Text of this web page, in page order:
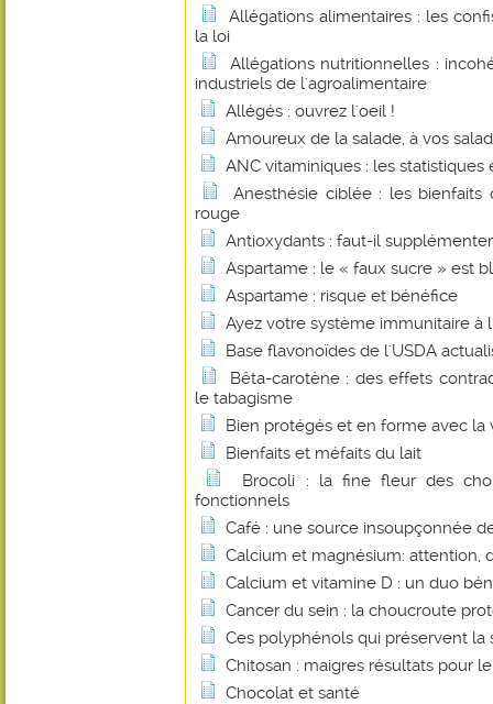
Allégations alimentaires : les
la loi
Allégations nutritionnelles :
industriels de l'agroalimentaire
Allégés : ouvrez l'oeil !
Amoureux de la salade, à vos
ANC vitaminiques : les statistiques
Anesthésie ciblée : les
rouge
Antioxydants : faut-il
Aspartame : le « faux sucre » est
Aspartame : risque et bénéfice
Ayez votre système immunitaire à
Base flavonoïdes de l'USDA
Bêta-carotène : des effets
le tabagisme
Bien protégés et en forme avec la
Bienfaits et méfaits du lait
Brocoli : la fine fleur des
fonctionnels
Café : une source insoupçonnée
Calcium et magnésium: attention,
Calcium et vitamine D : un duo
Cancer du sein : la choucroute
Ces polyphénols qui préservent la
Chitosan : maigres résultats pour
Chocolat et santé